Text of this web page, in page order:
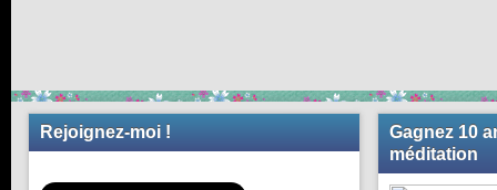
Rejoignez-moi !
Gagnez 10
méditation